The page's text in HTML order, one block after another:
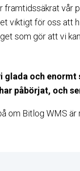
framtidssäkrat vår
viktigt för oss att
som gör att vi
glada och
påbörjat, och
om Bitlog WMS